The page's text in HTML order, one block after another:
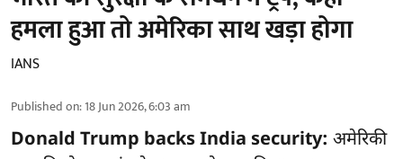
हमला हुआ तो अमेरिका साथ खड़ा होगा
IANS
Published on:18 Jun 2026, 6:03 am
Donald Trump backs India security: अमेरिकी